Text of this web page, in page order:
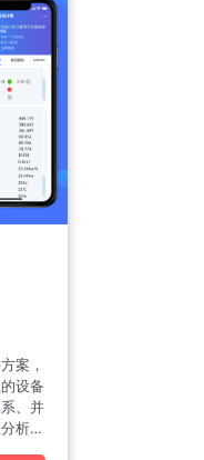
案，
设备
、并
析模